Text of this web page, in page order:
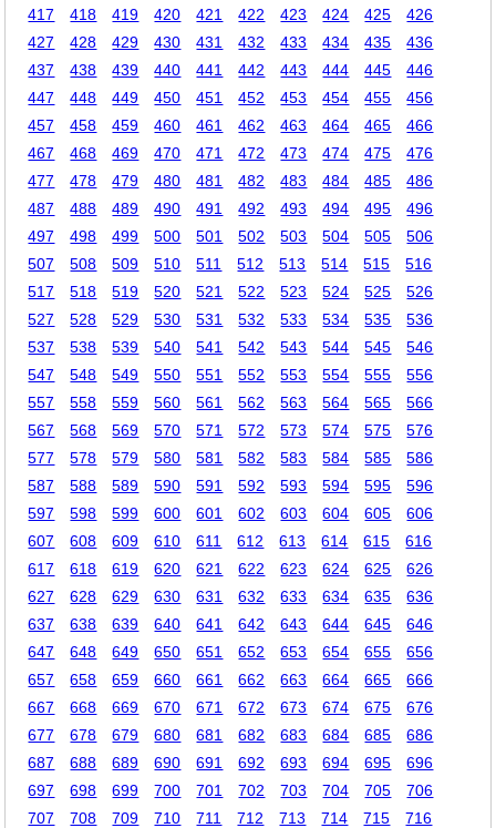
417 418 419 420 421 422 423 424 425
426
427
428 429 430 431 432 433 434 435
436
437
438 439 440 441 442 443 444 445
446
447
448 449 450 451 452 453 454 455
456
457
458 459 460 461 462 463 464 465
466
467
468 469 470 471 472 473 474 475
476
477
478 479 480 481 482 483 484 485
486
487
488 489 490 491 492 493 494 495
496
497
498 499 500 501 502 503 504 505
506
507
508 509 510 511 512 513 514 515
516
517
518 519 520 521 522 523 524 525
526
527
528 529 530 531 532 533 534 535
536
537
538 539 540 541 542 543 544 545
546
547
548 549 550 551 552 553 554 555
556
557
558 559 560 561 562 563 564 565
566
567
568 569 570 571 572 573 574 575
576
577
578 579 580 581 582 583 584 585
586
587
588 589 590 591 592 593 594 595
596
597
598 599 600 601 602 603 604 605
606
607
608 609 610 611 612 613 614 615
616
617
618 619 620 621 622 623 624 625
626
627
628 629 630 631 632 633 634 635
636
637
638 639 640 641 642 643 644 645
646
647
648 649 650 651 652 653 654 655
656
657
658 659 660 661 662 663 664 665
666
667
668 669 670 671 672 673 674 675
676
677
678 679 680 681 682 683 684 685
686
687
688 689 690 691 692 693 694 695
696
697
698 699 700 701 702 703 704 705
706
707
708 709 710 711 712 713 714 715
716